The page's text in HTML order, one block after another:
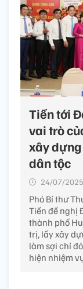
Tiến tới
vai trò
xây
dân tộc
24/07/2025
Phó Bí thư
Tiến đề nghị
thành phố
trị, lấy xây
làm sợi chỉ
hiện nhiệm